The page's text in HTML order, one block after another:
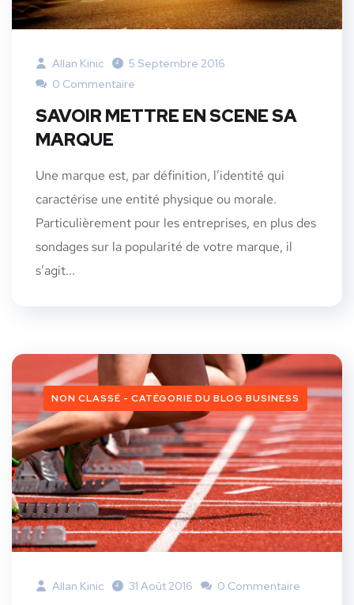
Allan Kinic
5 Septembre 2016
0 Commentaire
SAVOIR METTRE EN SCENE SA
MARQUE
Une marque est, par définition, l’identité qui
caractérise une entité physique ou morale.
Particulièrement pour les entreprises, en plus des
sondages sur la popularité de votre marque, il
s’agit...
NON CLASSÉ - CATÉGORIE DU BLOG BUSINESS
Allan Kinic 31 Août 2016 0 Commentaire